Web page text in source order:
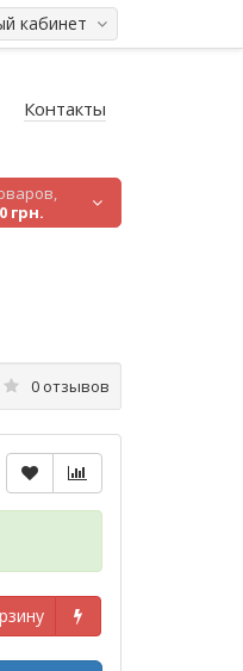
кабинет
Контакты
0 грн.
0 отзывов